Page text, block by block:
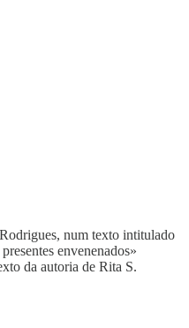
num texto intitulado
envenenados»
da autoria de Rita S.